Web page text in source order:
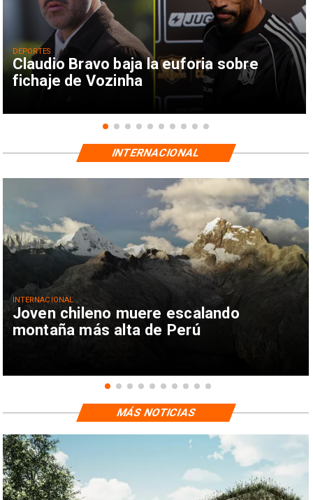
Claudio Bravo baja la euforia sobre
fichaje de Vozinha
DEPORTES
Joven chileno muere escalando
montaña más alta de Perú
INTERNACIONAL
INTERNACIONAL
MÁS NOTICIAS